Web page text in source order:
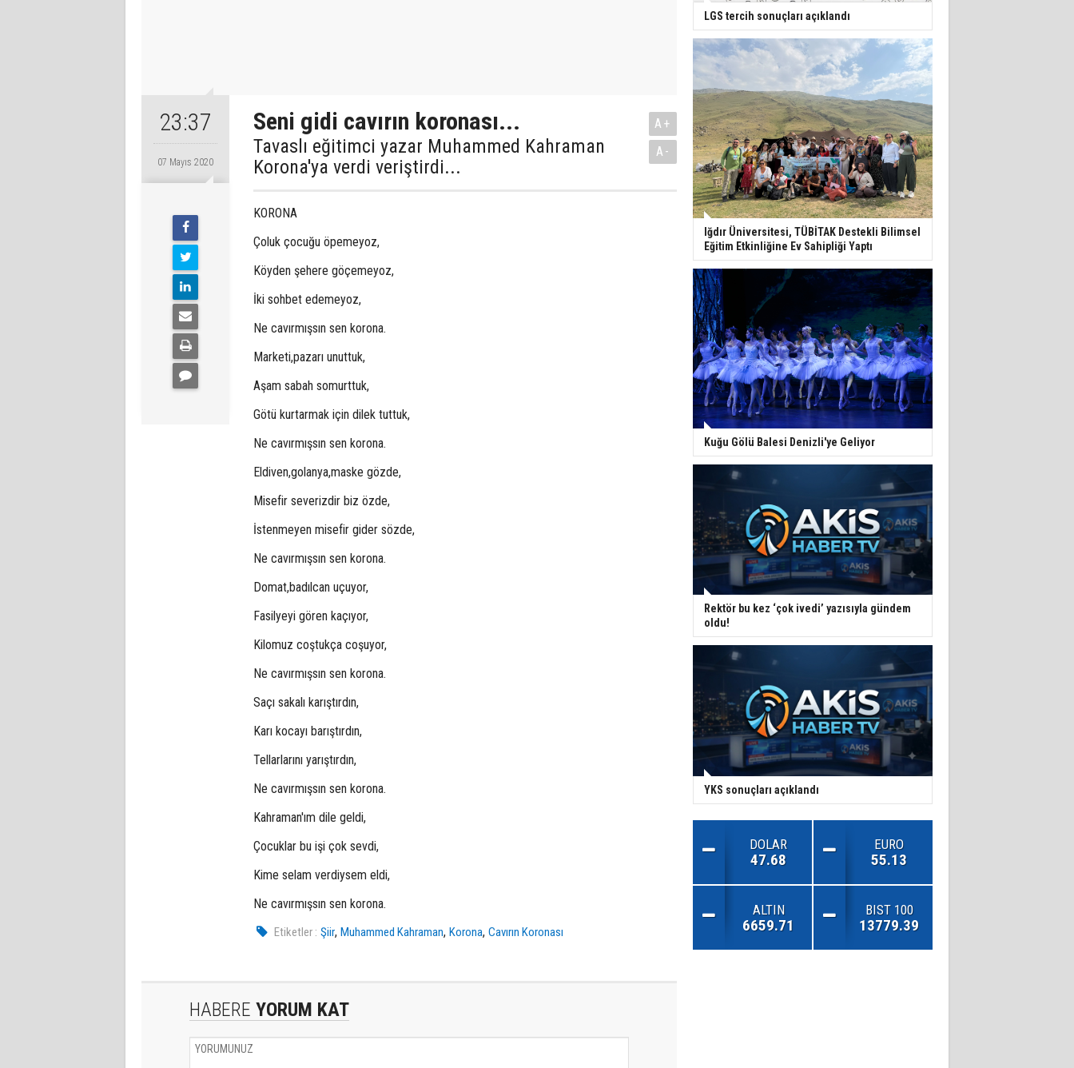
23:37
07 Mayıs 2020
Seni gidi cavırın koronası...
Tavaslı eğitimci yazar Muhammed Kahraman
Korona'ya verdi veriştirdi...
A+
A-
KORONA
Çoluk çocuğu öpemeyoz,
Köyden şehere göçemeyoz,
İki sohbet edemeyoz,
Ne cavırmışsın sen korona.
Marketi,pazarı unuttuk,
Aşam sabah somurttuk,
Götü kurtarmak için dilek tuttuk,
Ne cavırmışsın sen korona.
Eldiven,golanya,maske gözde,
Misefir severizdir biz özde,
İstenmeyen misefir gider sözde,
Ne cavırmışsın sen korona.
Domat,badılcan uçuyor,
Fasilyeyi gören kaçıyor,
Kilomuz coştukça coşuyor,
Ne cavırmışsın sen korona.
Saçı sakalı karıştırdın,
Karı kocayı barıştırdın,
Tellarlarını yarıştırdın,
Ne cavırmışsın sen korona.
Kahraman'ım dile geldi,
Çocuklar bu işi çok sevdi,
Kime selam verdiysem eldi,
Ne cavırmışsın sen korona.
Etiketler : Şiir,Muhammed Kahraman,Korona,Cavırın Koronası
HABERE YORUM KAT
LGS tercih sonuçları açıklandı
Iğdır Üniversitesi, TÜBİTAK Destekli Bilimsel
Eğitim Etkinliğine Ev Sahipliği Yaptı
Kuğu Gölü Balesi Denizli'ye Geliyor
Rektör bu kez ‘çok ivedi’ yazısıyla gündem
oldu!
YKS sonuçları açıklandı
DOLAR
47.68
EURO
55.13
ALTIN
6659.71
BIST 100
13779.39